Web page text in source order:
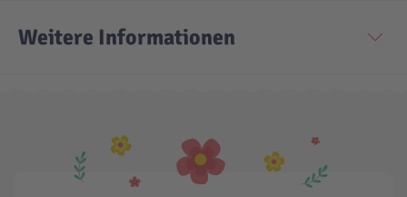
Weitere Informationen